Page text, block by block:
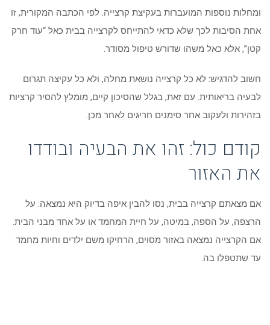
ומחלות נוספות המועברות בעקיצת קרצייה. לפי הכתבה המקורית, זו
אחת הסיבות לכך שלא כדאי להתייחס לקרצייה בבית כאל “עוד חרק
קטן”, אלא כאל משהו שדורש טיפול מסודר.
חשוב להדגיש: לא כל קרצייה נושאת מחלה, ולא כל עקיצה תגרום
לבעיה בריאותית. עם זאת, בגלל שהסיכון קיים, מומלץ להסיר קרציות
בזהירות ולעקוב אחר סימנים חריגים לאחר מכן.
קודם כול: זהו את הבעיה ובודדו
את האזור
אם מצאתם קרצייה בבית, נסו להבין איפה בדיוק היא נמצאה: על
הרצפה, על הספה, במיטה, על חיית המחמד או על אחד מבני הבית.
אם הקרצייה נמצאה באזור מסוים, הרחיקו משם ילדים וחיות מחמד
עד שתטפלו בה.